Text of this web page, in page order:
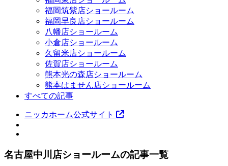
福岡筑紫店ショールーム
福岡早良店ショールーム
八幡店ショールーム
小倉店ショールーム
久留米店ショールーム
佐賀店ショールーム
熊本光の森店ショールーム
熊本はません店ショールーム
すべての記事
ニッカホーム公式サイト
名古屋中川店ショールームの記事一覧